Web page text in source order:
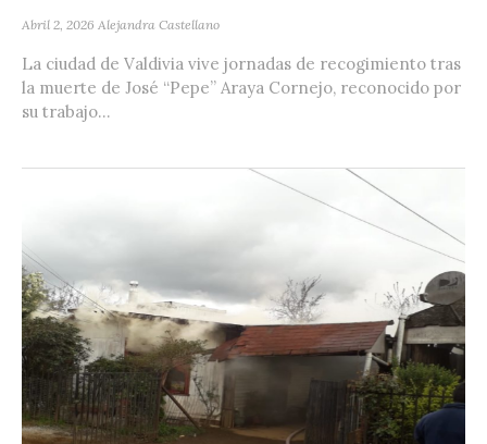
Abril 2, 2026 Alejandra Castellano
La ciudad de Valdivia vive jornadas de recogimiento tras
la muerte de José “Pepe” Araya Cornejo, reconocido por
su trabajo...